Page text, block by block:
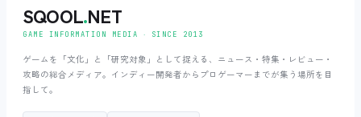
SQOOL.NET
GAME INFORMATION MEDIA ‧ SINCE 2013
ゲームを「文化」と「研究対象」として捉える、ニュース・特集・レビュー・
攻略の総合メディア。インディー開発者からプロゲーマーまでが集う場所を目
指して。